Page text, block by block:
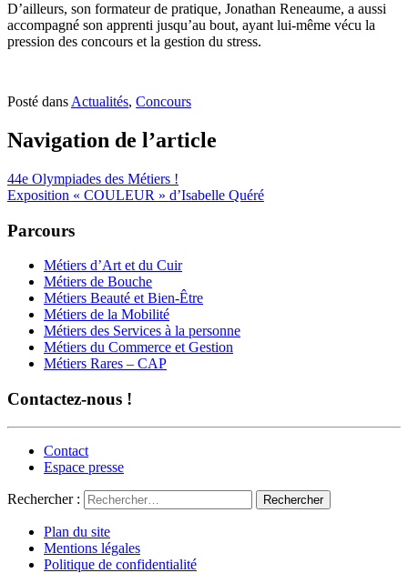
D’ailleurs, son formateur de pratique, Jonathan Reneaume, a aussi
accompagné son apprenti jusqu’au bout, ayant lui-même vécu la
pression des concours et la gestion du stress.
Posté dans Actualités, Concours
Navigation de l’article
44e Olympiades des Métiers !
Exposition « COULEUR » d’Isabelle Quéré
Parcours
Métiers d’Art et du Cuir
Métiers de Bouche
Métiers Beauté et Bien-Être
Métiers de la Mobilité
Métiers des Services à la personne
Métiers du Commerce et Gestion
Métiers Rares – CAP
Contactez-nous !
Contact
Espace presse
Rechercher :
Plan du site
Mentions légales
Politique de confidentialité